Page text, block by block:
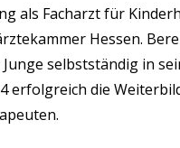
als Facharzt für
Hessen.
selbstständig in
erfolgreich die